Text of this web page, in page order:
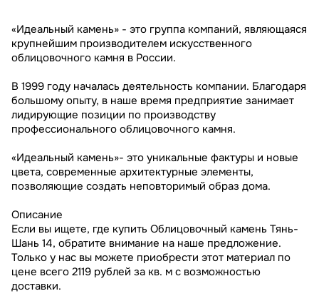
«Идеальный камень» - это группа компаний, являющаяся
крупнейшим производителем искусственного
облицовочного камня в России.
В 1999 году началась деятельность компании. Благодаря
большому опыту, в наше время предприятие занимает
лидирующие позиции по производству
профессионального облицовочного камня.
«Идеальный камень»- это уникальные фактуры и новые
цвета, современные архитектурные элементы,
позволяющие создать неповторимый образ дома.
Описание
Если вы ищете, где купить Облицовочный камень Тянь-
Шань 14, обратите внимание на наше предложение.
Только у нас вы можете приобрести этот материал по
цене всего 2119 рублей за кв. м с возможностью
доставки.